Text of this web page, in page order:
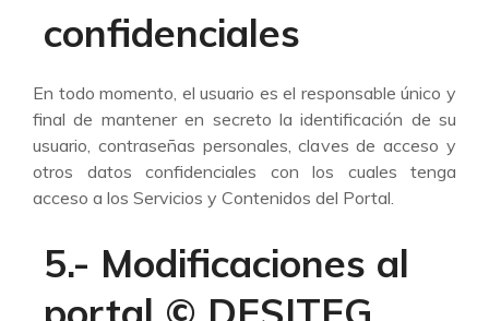
confidenciales
En todo momento, el usuario es el responsable único y
final de mantener en secreto la identificación de su
usuario, contraseñas personales, claves de acceso y
otros datos confidenciales con los cuales tenga
acceso a los Servicios y Contenidos del Portal.
5.- Modificaciones al